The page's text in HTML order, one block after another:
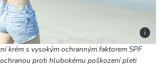
i
krém s vysokým ochranným faktorem SPF
proti hlubokému poškození pleti